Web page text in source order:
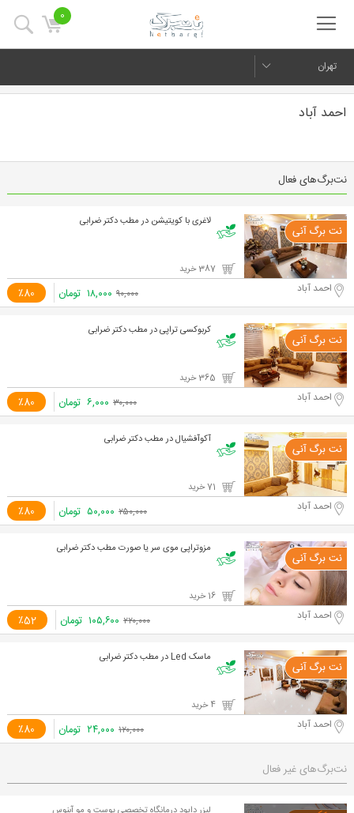
0
تهران
احمد آباد
نت‌برگ‌های فعال
لاغری با کویتیشن در مطب دکتر ضرابی
٪80 احمد آباد ۹۰,۰۰۰ ۱۸,۰۰۰ تومان
کربوکسی تراپی در مطب دکتر ضرابی
٪80 احمد آباد ۳۰,۰۰۰ ۶,۰۰۰ تومان
آکوآفشیال در مطب دکتر ضرابی
٪80 احمد آباد ۲۵۰,۰۰۰ ۵۰,۰۰۰ تومان
مزوتراپی موی سر یا صورت مطب دکتر ضرابی
٪52 احمد آباد ۲۲۰,۰۰۰ ۱۰۵,۶۰۰ تومان
ماسک Led در مطب دکتر ضرابی
٪80 احمد آباد ۱۲۰,۰۰۰ ۲۴,۰۰۰ تومان
نت‌برگ‌های غیر فعال